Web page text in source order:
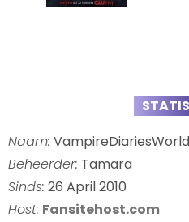
Naam:
Beheerder: Tamara
Sinds: 26 April 2010
Host: Fansitehost.com